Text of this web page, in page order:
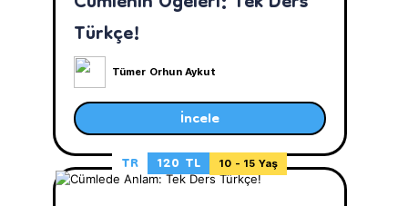
Türkçe!
Tümer Orhun Aykut
İncele
TR
120 TL 10 - 15 Yaş